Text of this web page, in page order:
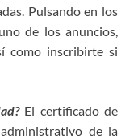
Pulsando en los
de los anuncios,
como inscribirte si
El certificado de
de la